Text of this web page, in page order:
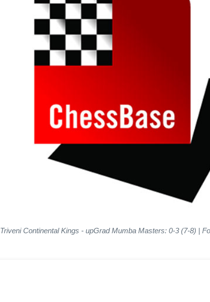
Triveni Continental Kings - upGrad Mumba Masters: 0-3 (7-8) |